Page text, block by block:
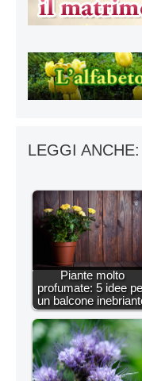
LEGGI ANCHE:
Piante molto
profumate: 5 idee
un balcone